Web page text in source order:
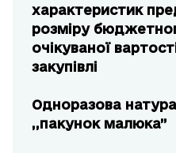
характеристик
розміру
очікуваної
закупівлі
Одноразова
,,пакунок малюка”